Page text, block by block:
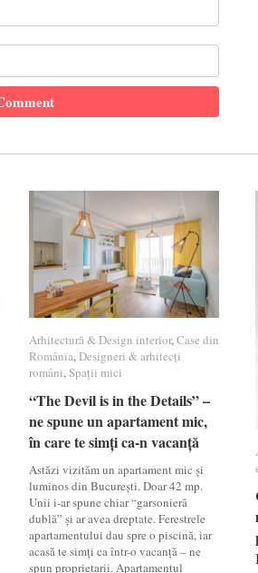
Arhitectură & Design interior,Case din
România,Designeri & arhitecți
români,Spații mici
“The Devil is in the Details” –
ne spune un apartament mic,
în care te simți ca-n vacanță
Astăzi vizităm un apartament mic și
luminos din București. Doar 42 mp.
Unii i-ar spune chiar “garsonieră
dublă” și ar avea dreptate. Ferestrele
apartamentului dau spre o piscină, iar
acasă te simți ca într-o vacanță – ne
spun proprietarii. Apartamentul
Arhitectură & Design interior Case din
România Designeri & arhitecți
români Spații mici
“The Devil is in the Details” –
ne spune un apartament mic,
în care te simți ca-n vacanță